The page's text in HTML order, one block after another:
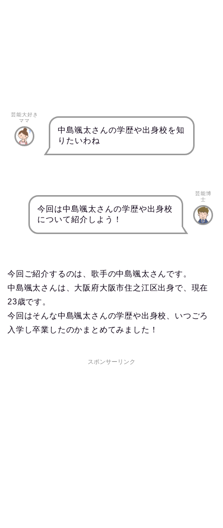
芸能大好き
ママ
中島颯太さんの学歴や出身校を知
りたいわね
今回は中島颯太さんの学歴や出身校
について紹介しよう！
芸能博
士
今回ご紹介するのは、歌手の中島颯太さんです。
中島颯太さんは、大阪府大阪市住之江区出身で、現在
23歳です。
今回はそんな中島颯太さんの学歴や出身校、いつごろ
入学し卒業したのかまとめてみました！
スポンサーリンク